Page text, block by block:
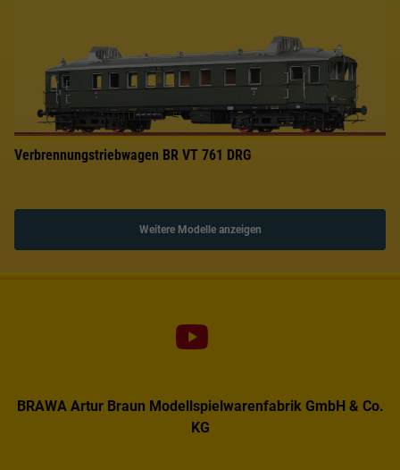
Lichtwechsel
Inneneinrichtung
Kurzkupplungskinematik
Verbrennungstriebwagen BR VT 761 DRG
Weitere Modelle anzeigen
BRAWA Artur Braun Modellspielwarenfabrik GmbH & Co.
KG